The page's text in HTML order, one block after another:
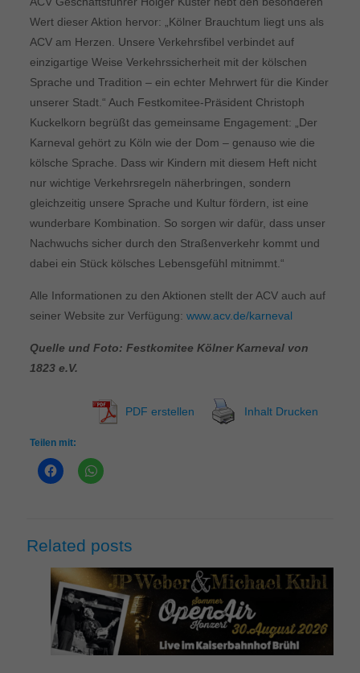
Wert dieser Aktion hervor: „Kölner Brauchtum liegt uns als
ACV am Herzen. Unsere Verkehrsfibel verbindet auf
einzigartige Weise Verkehrssicherheit mit der kölschen
Sprache und Tradition – ein echter Mehrwert für die Kinder
unserer Stadt.“ Auch Festkomitee-Präsident Christoph
Kuckelkorn begrüßt das gemeinsame Engagement: „Der
Karneval gehört zu Köln wie der Dom – genauso wie die
kölsche Sprache. Dass wir Kindern mit diesem Heft nicht
nur wichtige Verkehrsregeln näherbringen, sondern
gleichzeitig unsere Sprache und Kultur fördern, ist eine
wunderbare Kombination. So sorgen wir dafür, dass unser
Nachwuchs sicher durch den Straßenverkehr kommt und
dabei ein Stück kölsches Lebensgefühl mitnimmt.“
Alle Informationen zu den Aktionen stellt der ACV auch auf
seiner Website zur Verfügung: www.acv.de/karneval
Quelle und Foto: Festkomitee Kölner Karneval von
1823 e.V.
PDF erstellen Inhalt Drucken
Teilen mit:
Related posts